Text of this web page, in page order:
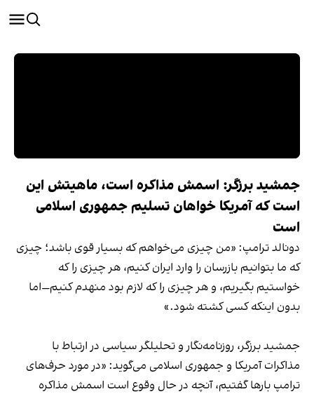
جمشید برزگر: اسمش مذاکره است، ماهیتش این
است که آمریکا خواهان تسلیم جمهوری اسلامی
است
دونالد ترامپ: «من چیزی می‌خواهم که بسیار قوی باشد؛ چیزی
که ما بتوانیم بازرسان را وارد ایران کنیم، هر چیزی را که
خواستیم بگیریم، و هر چیزی را که لازم بود منهدم کنیم—اما
بدون اینکه کسی کشته شود.»
جمشید برزگر، روزنامه‌نگار و تحلیلگر سیاسی در ارتباط با
مذاکرات آمریکا و جمهوری اسلامی می‌گوید: «در مورد حرف‌های
ترامپ بارها گفتیم، آنچه در حال وقوع است اسمش مذاکره